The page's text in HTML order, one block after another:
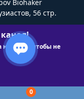
0
Biohaker
56 стр.
на связи чтобы не